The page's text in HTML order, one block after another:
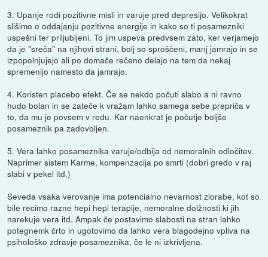
3. Upanje rodi pozitivne misli in varuje pred depresijo. Velikokrat
slišimo o oddajanju pozitivne energije in kako so ti posamezniki
uspešni ter priljubljeni. To jim uspeva predvsem zato, ker verjamejo
da je "sreča" na njihovi strani, bolj so sproščeni, manj jamrajo in se
izpopolnjujejo ali po domače rečeno delajo na tem da nekaj
spremenijo namesto da jamrajo.
4. Koristen placebo efekt. Če se nekdo počuti slabo a ni ravno
hudo bolan in se zateče k vražam lahko samega sebe prepriča v
to, da mu je povsem v redu. Kar naenkrat je počutje boljše
posameznik pa zadovoljen.
5. Vera lahko posameznika varuje/odbija od nemoralnih odločitev.
Naprimer sistem Karme, kompenzacija po smrti (dobri gredo v raj
slabi v pekel itd.)
Seveda vsaka verovanje ima potencialno nevarnost zlorabe, kot so
bile recimo razne hepi hepi terapije, nemoralne dolžnosti ki jih
narekuje vera itd. Ampak če postavimo slabosti na stran lahko
potegnemk črto in ugotovimo da lahko vera blagodejno vpliva na
psihološko zdravje posameznika, če le ni izkrivljena.